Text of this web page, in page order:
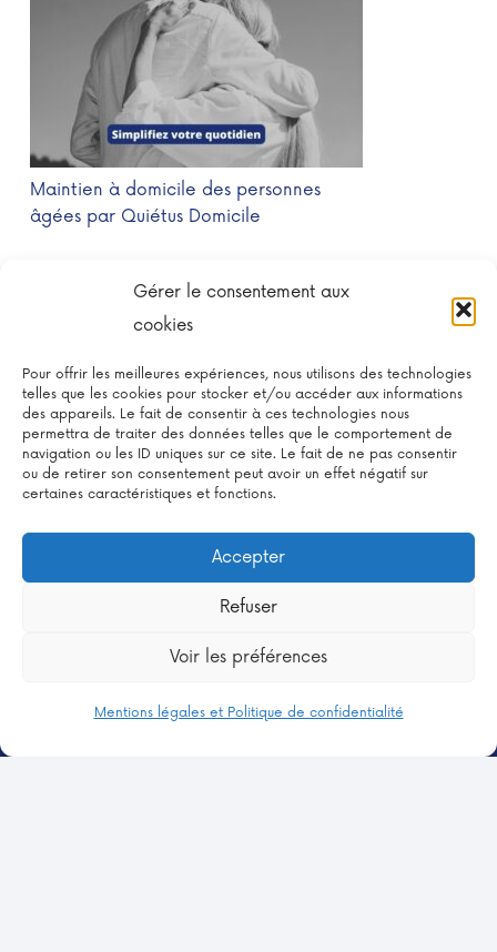
Gérer le consentement aux
cookies
Pour offrir les meilleures expériences, nous utilisons des technologies
telles que les cookies pour stocker et/ou accéder aux informations
des appareils. Le fait de consentir à ces technologies nous
permettra de traiter des données telles que le comportement de
navigation ou les ID uniques sur ce site. Le fait de ne pas consentir
ou de retirer son consentement peut avoir un effet négatif sur
certaines caractéristiques et fonctions.
Accepter
Refuser
Voir les préférences
Mentions légales et Politique de confidentialité
Maintien à domicile des personnes
âgées par Quiétus Domicile
#Aideadomicile #Bienêtre
#Maintienadomicile #Labaule #Guérande
À PROPOS
SERVICES